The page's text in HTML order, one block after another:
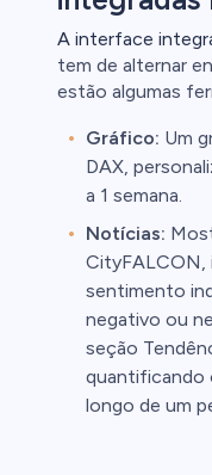
A interface
tem de alternar
estão algumas
Gráfico: Um
DAX,
a 1 semana.
Notícias:
CityFALCON,
sentimento
negativo ou
seção
quantificando
longo de um